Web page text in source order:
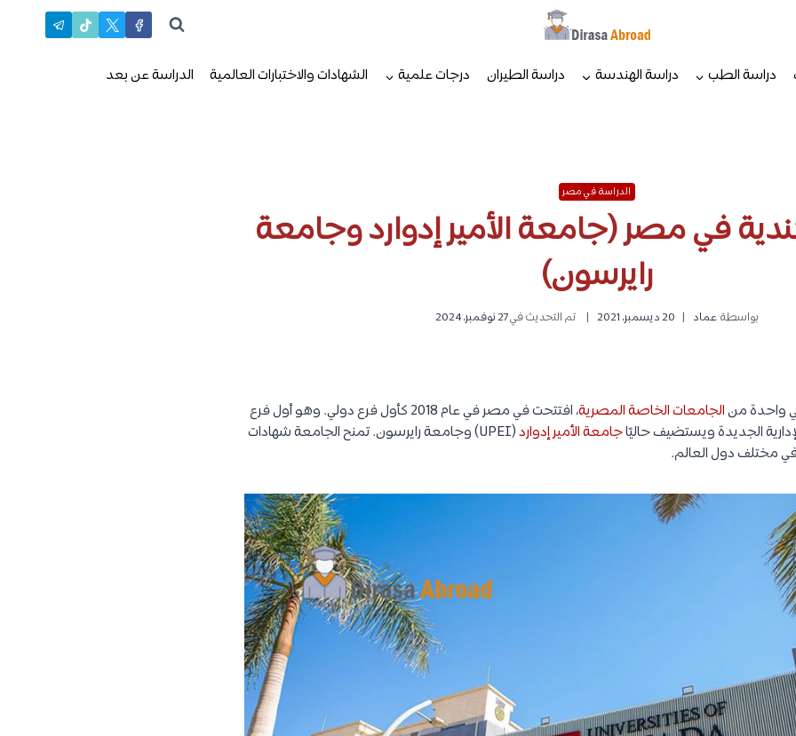
دراسة الطب دراسة الهندسة دراسة الطيران درجات علمية الشهادات والاختبارات العالمية الدراسة عن بعد
الدراسة في مصر
في مصر (جامعة الأمير إدوارد وجامعة
رايرسون)
بواسطة عماد 20 ديسمبر، 2021 تم التحديث في27 نوفمبر، 2024
واحدة منالجامعات الخاصة المصرية
، افتتحت في مصر في عام 2018 كأول فرع دولي. وهو أول فرع
الجديدة ويستضيف حاليًاجامعة الأمير إدوارد
(UPEI) وجامعة رايرسون. تمنح الجامعة شهادات
مختلف دول العالم.